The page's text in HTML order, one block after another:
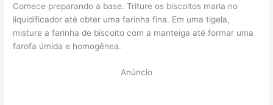
Comece preparando a base. Triture os biscoitos maria no
liquidificador até obter uma farinha fina. Em uma tigela,
misture a farinha de biscoito com a manteiga até formar uma
farofa úmida e homogênea.
Anúncio